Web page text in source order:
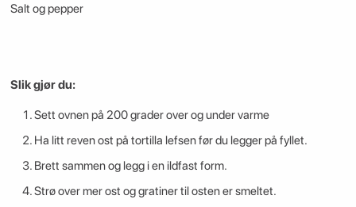
Salt og pepper
Slik gjør du:
Sett ovnen på 200 grader over og under varme
Ha litt reven ost på tortilla lefsen før du legger på fyllet.
Brett sammen og legg i en ildfast form.
Strø over mer ost og gratiner til osten er smeltet.